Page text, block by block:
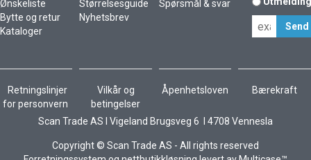
Ønskeliste
Bytte og retur
Kataloger
Størrelsesguide
Nyhetsbrev
Spørsmål & svar
Retningslinjer
for personvern
Vilkår og
betingelser
Åpenhetsloven Bærekraft
Scan Trade AS I Vigeland Brugsveg 6 I 4708 Vennesla
Copyright © Scan Trade AS - All rights reserved